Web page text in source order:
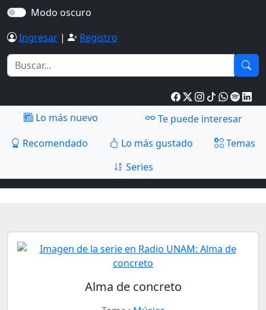
Modo oscuro
Ingresar | Registro
Lo más nuevo
Te puede interesar
Recomendado
Lo más gustado
Temas
Series
Alma de concreto